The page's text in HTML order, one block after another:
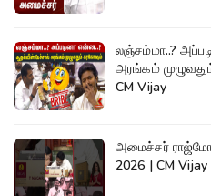
லஞ்சம்மா..?
அரங்கம்
CM Vijay
அமைச்சர்
2026 | CM